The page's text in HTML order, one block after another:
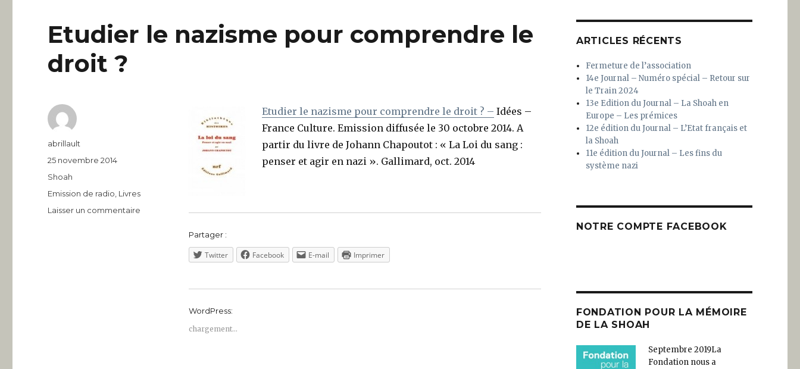
Etudier le nazisme pour comprendre le
droit ?
Etudier le nazisme pour comprendre le droit ? – Idées –
France Culture. Emission diffusée le 30 octobre 2014. A
partir du livre de Johann Chapoutot : « La Loi du sang :
penser et agir en nazi ». Gallimard, oct. 2014
Partager :
Twitter Facebook E-mail Imprimer
WordPress:
chargement…
Auteur
abrillault
Publié
le
25 novembre 2014
Catégories
Shoah
Étiquettes
Emission de radio Livres
Laisser un commentaire
ARTICLES RÉCENTS
Fermeture de l’association
14e Journal – Numéro spécial – Retour sur
le Train 2024
13e Edition du Journal – La Shoah en
Europe – Les prémices
12e édition du Journal – L’Etat français et
la Shoah
11e édition du Journal – Les fins du
système nazi
NOTRE COMPTE FACEBOOK
FONDATION POUR LA MÉMOIRE
DE LA SHOAH
Septembre 2019La
Fondation nous a